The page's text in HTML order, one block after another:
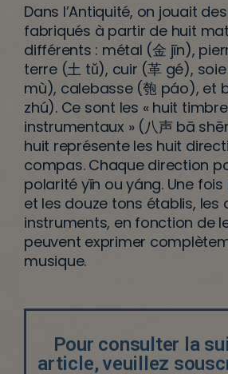
Dans l’Antiquité, on jouait
fabriqués à partir de huit
différents : métal (金 jīn),
terre (土 tǔ), cuir (革 gé),
mù), calebasse (匏 páo), et
zhú). Ce sont les « huit
instrumentaux »(八声 bā
huit représente les huit
compas. Chaque direction
polarité yīn ou yáng. Une
et les douze tons établis, les
instruments, en fonction de
peuvent exprimer
musique.
Pour consulter la
article, veuillez